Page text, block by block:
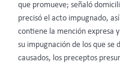
que promueve; señaló
precisó el acto impugnado,
contiene la mención expresa
su impugnación de los que se
causados, los preceptos